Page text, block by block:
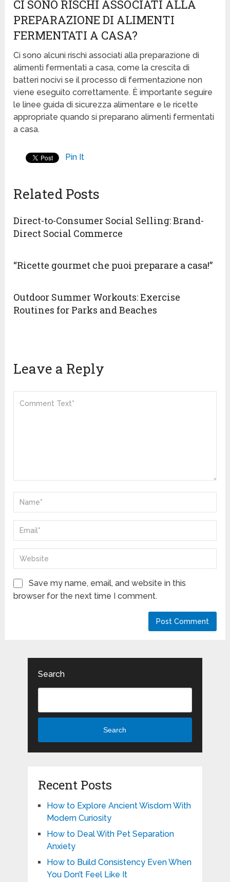
CI SONO RISCHI ASSOCIATI ALLA
PREPARAZIONE DI ALIMENTI
FERMENTATI A CASA?
Ci sono alcuni rischi associati alla preparazione di
alimenti fermentati a casa, come la crescita di
batteri nocivi se il processo di fermentazione non
viene eseguito correttamente. È importante seguire
le linee guida di sicurezza alimentare e le ricette
appropriate quando si preparano alimenti fermentati
a casa.
Pin It
Related Posts
Direct-to-Consumer Social Selling: Brand-
Direct Social Commerce
“Ricette gourmet che puoi preparare a casa!”
Outdoor Summer Workouts: Exercise
Routines for Parks and Beaches
Leave a Reply
Save my name, email, and website in this
browser for the next time I comment.
Search
Search
Recent Posts
How to Explore Ancient Wisdom With
Modern Curiosity
How to Deal With Pet Separation
Anxiety
How to Build Consistency Even When
You Don’t Feel Like It